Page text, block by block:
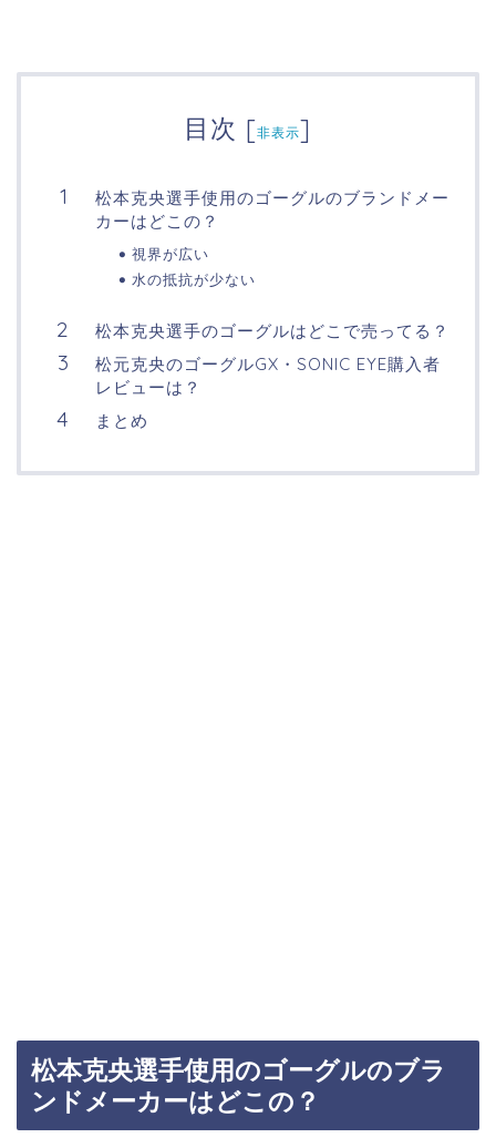
目次 [非表示]
松本克央選手使用のゴーグルのブランドメー
カーはどこの？
視界が広い
水の抵抗が少ない
松本克央選手のゴーグルはどこで売ってる？
松元克央のゴーグルGX・SONIC EYE購入者
レビューは？
まとめ
松本克央選手使用のゴーグルのブラ
ンドメーカーはどこの？